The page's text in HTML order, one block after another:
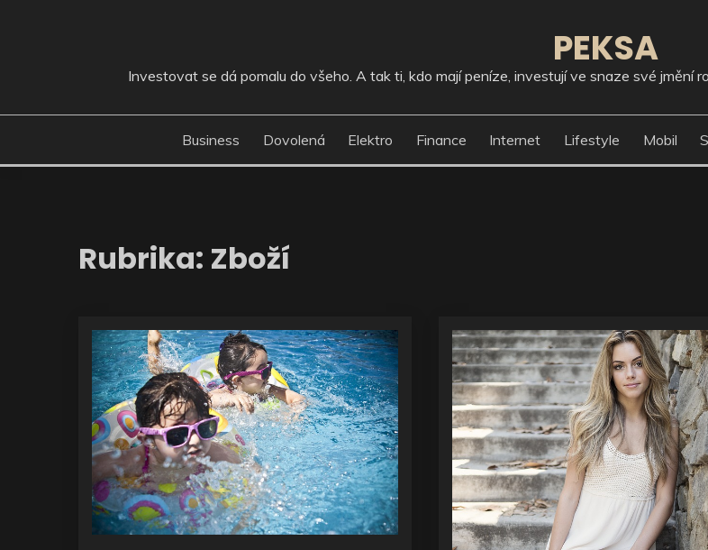
PEKSA
Investovat se dá pomalu do všeho. A tak ti, kdo mají peníze, investují ve snaze své jmění
Business Dovolená Elektro Finance Internet Lifestyle Mobil
Rubrika: Zboží